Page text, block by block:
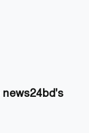
news24bd's